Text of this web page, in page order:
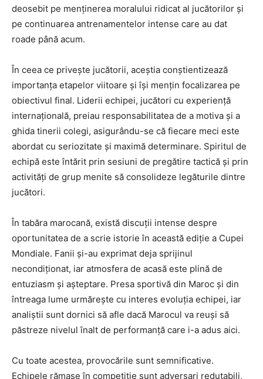
deosebit pe menținerea moralului ridicat al jucătorilor și
pe continuarea antrenamentelor intense care au dat
roade până acum.
În ceea ce privește jucătorii, aceștia conștientizează
importanța etapelor viitoare și își mențin focalizarea pe
obiectivul final. Liderii echipei, jucători cu experiență
internațională, preiau responsabilitatea de a motiva și a
ghida tinerii colegi, asigurându-se că fiecare meci este
abordat cu seriozitate și maximă determinare. Spiritul de
echipă este întărit prin sesiuni de pregătire tactică și prin
activități de grup menite să consolideze legăturile dintre
jucători.
În tabăra marocană, există discuții intense despre
oportunitatea de a scrie istorie în această ediție a Cupei
Mondiale. Fanii și-au exprimat deja sprijinul
necondiționat, iar atmosfera de acasă este plină de
entuziasm și așteptare. Presa sportivă din Maroc și din
întreaga lume urmărește cu interes evoluția echipei, iar
analiștii sunt dornici să afle dacă Marocul va reuși să
păstreze nivelul înalt de performanță care i-a adus aici.
Cu toate acestea, provocările sunt semnificative.
Echipele rămase în competiție sunt adversari redutabili,